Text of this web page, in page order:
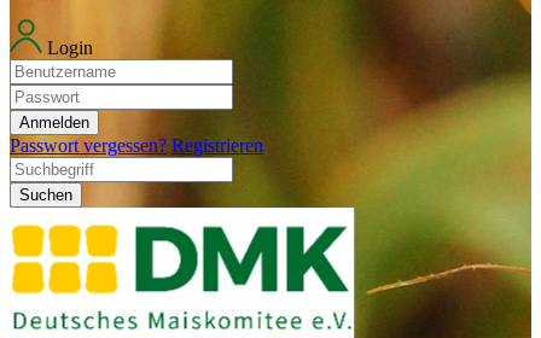
Login
Anmelden
Passwort vergessen? Registrieren
Suchen